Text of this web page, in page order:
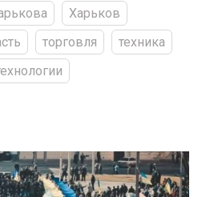
Харьков
торговля
техника